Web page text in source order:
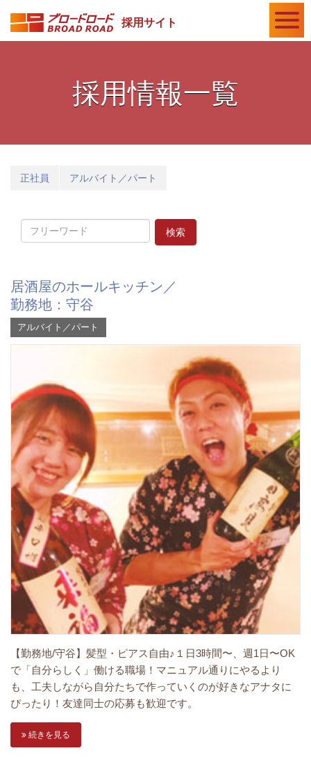
採用サイト
採用情報一覧
正社員 アルバイト／パート
居酒屋のホールキッチン／
勤務地：守谷
アルバイト／パート
【勤務地/守谷】髪型・ピアス自由♪１日3時間〜、週1日〜OK
で「自分らしく」働ける職場！マニュアル通りにやるより
も、工夫しながら自分たちで作っていくのが好きなアナタに
ぴったり！友達同士の応募も歓迎です。
続きを見る